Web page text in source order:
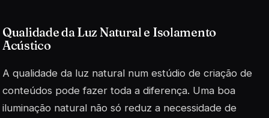
Qualidade da Luz Natural e Isolamento
Acústico
A qualidade da luz natural num estúdio de criação de
conteúdos pode fazer toda a diferença. Uma boa
iluminação natural não só reduz a necessidade de